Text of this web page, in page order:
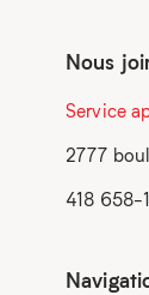
Nous
Service
2777
418 658-